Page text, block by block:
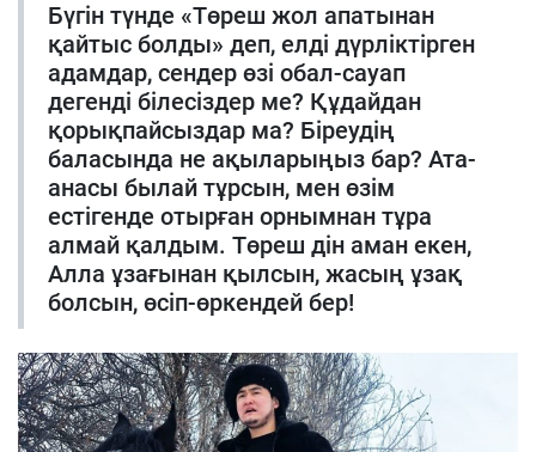
Бүгін түнде «Төреш жол апатынан
қайтыс болды» деп, елді дүрліктірген
адамдар, сендер өзі обал-сауап
дегенді білесіздер ме? Құдайдан
қорықпайсыздар ма? Біреудің
баласында не ақыларыңыз бар? Ата-
анасы былай тұрсын, мен өзім
естігенде отырған орнымнан тұра
алмай қалдым. Төреш дін аман екен,
Алла ұзағынан қылсын, жасың ұзақ
болсын, өсіп-өркендей бер!